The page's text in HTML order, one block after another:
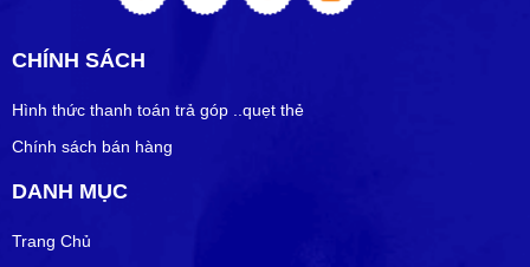
CHÍNH SÁCH
Hình thức thanh toán trả góp ..quẹt thẻ
Chính sách bán hàng
DANH MỤC
Trang Chủ